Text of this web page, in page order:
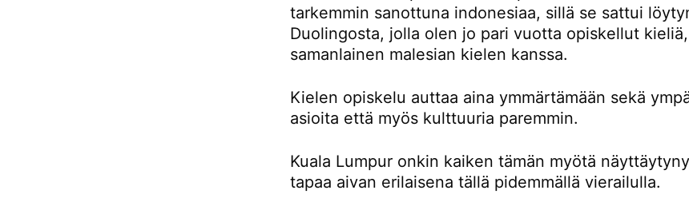
tarkemmin sanottuna indonesiaa, sillä se sattui
Duolingosta, jolla olen jo pari vuotta opiskellut
samanlainen malesian kielen kanssa.
Kielen opiskelu auttaa aina ymmärtämään sekä
asioita että myös kulttuuria paremmin.
Kuala Lumpur onkin kaiken tämän myötä
tapaa aivan erilaisena tällä pidemmällä vierailulla.